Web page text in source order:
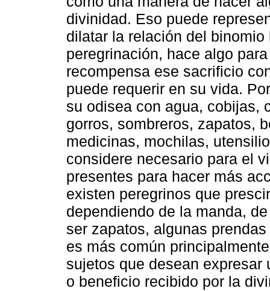
divinidad. Eso puede
dilatar la relación del
peregrinación, hace algo
recompensa ese sacrificio
puede requerir en su vida.
su odisea con agua, cobijas,
gorros, sombreros, zapatos,
medicinas, mochilas,
considere necesario para el
presentes para hacer más
existen peregrinos que
dependiendo de la manda,
ser zapatos, algunas
es más común
sujetos que desean
o beneficio recibido por la